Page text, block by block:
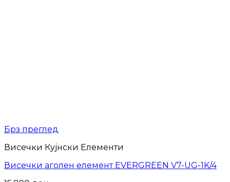
Брз преглед
Висечки Кујнски Елементи
Висечки аголен елемент EVERGREEN V7-UG-1K/4